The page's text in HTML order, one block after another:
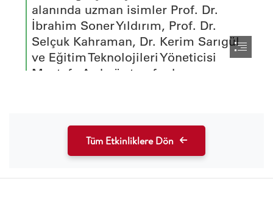
Tüm Etkinliklere Dön